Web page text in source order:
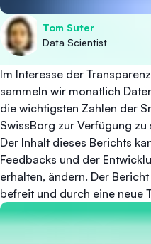
Tom Suter
Data Scientist
Im Interesse der
sammeln wir monatlich
die wichtigsten Zahlen der
SwissBorg zur Verfügung zu
Der Inhalt dieses Berichts
Feedbacks und der
erhalten, ändern. Der
befreit und durch eine neue